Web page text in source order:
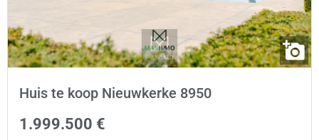
Huis te koop Nieuwkerke 8950
1.999.500 €